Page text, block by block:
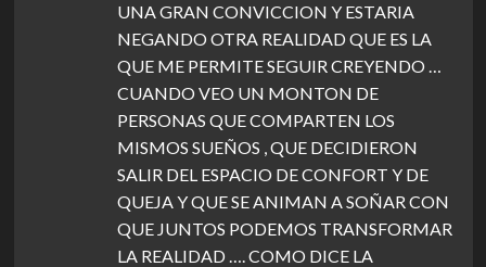
UNA GRAN CONVICCION Y ESTARIA
NEGANDO OTRA REALIDAD QUE ES LA
QUE ME PERMITE SEGUIR CREYENDO …
CUANDO VEO UN MONTON DE
PERSONAS QUE COMPARTEN LOS
MISMOS SUEÑOS , QUE DECIDIERON
SALIR DEL ESPACIO DE CONFORT Y DE
QUEJA Y QUE SE ANIMAN A SOÑAR CON
QUE JUNTOS PODEMOS TRANSFORMAR
LA REALIDAD …. COMO DICE LA